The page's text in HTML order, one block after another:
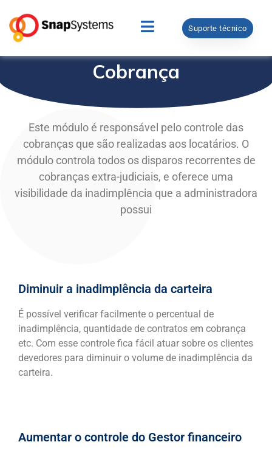
Suporte técnico
Cobrança
Este módulo é responsável pelo controle das
cobranças que são realizadas aos locatários. O
módulo controla todos os disparos recorrentes de
cobranças extra-judiciais, e oferece uma
visibilidade da inadimplência que a administradora
possui
Diminuir a inadimplência da carteira
É possível verificar facilmente o percentual de
inadimplência, quantidade de contratos em cobrança
etc. Com esse controle fica fácil atuar sobre os clientes
devedores para diminuir o volume de inadimplência da
carteira.
Aumentar o controle do Gestor financeiro